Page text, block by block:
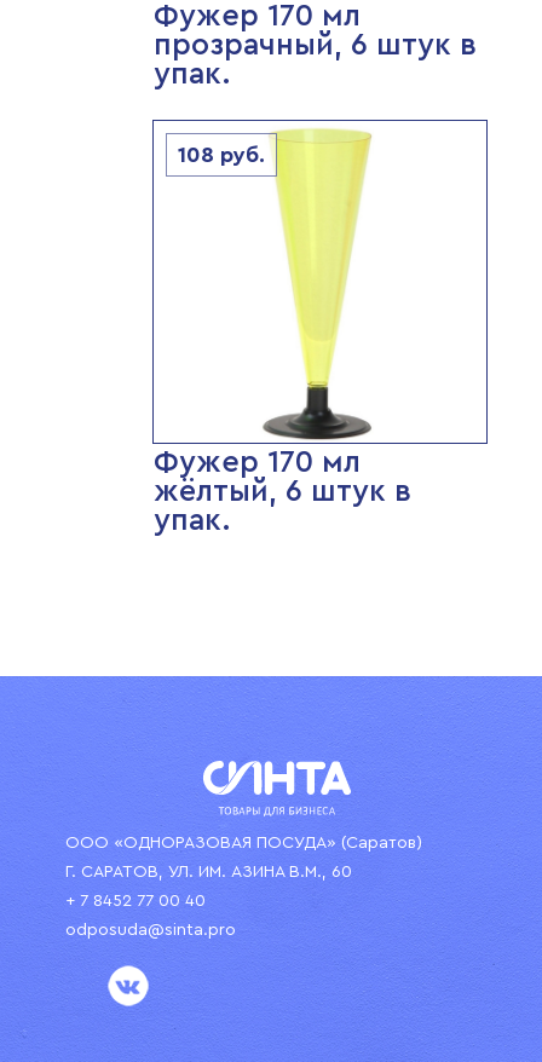
Фужер 170 мл
прозрачный, 6 штук в
упак.
108 руб.
Фужер 170 мл
жёлтый, 6 штук в
упак.
ООО «ОДНОРАЗОВАЯ ПОСУДА» (Саратов)
Г. САРАТОВ, УЛ. ИМ. АЗИНА В.М., 60
+ 7 8452 77 00 40
odposuda@sinta.pro